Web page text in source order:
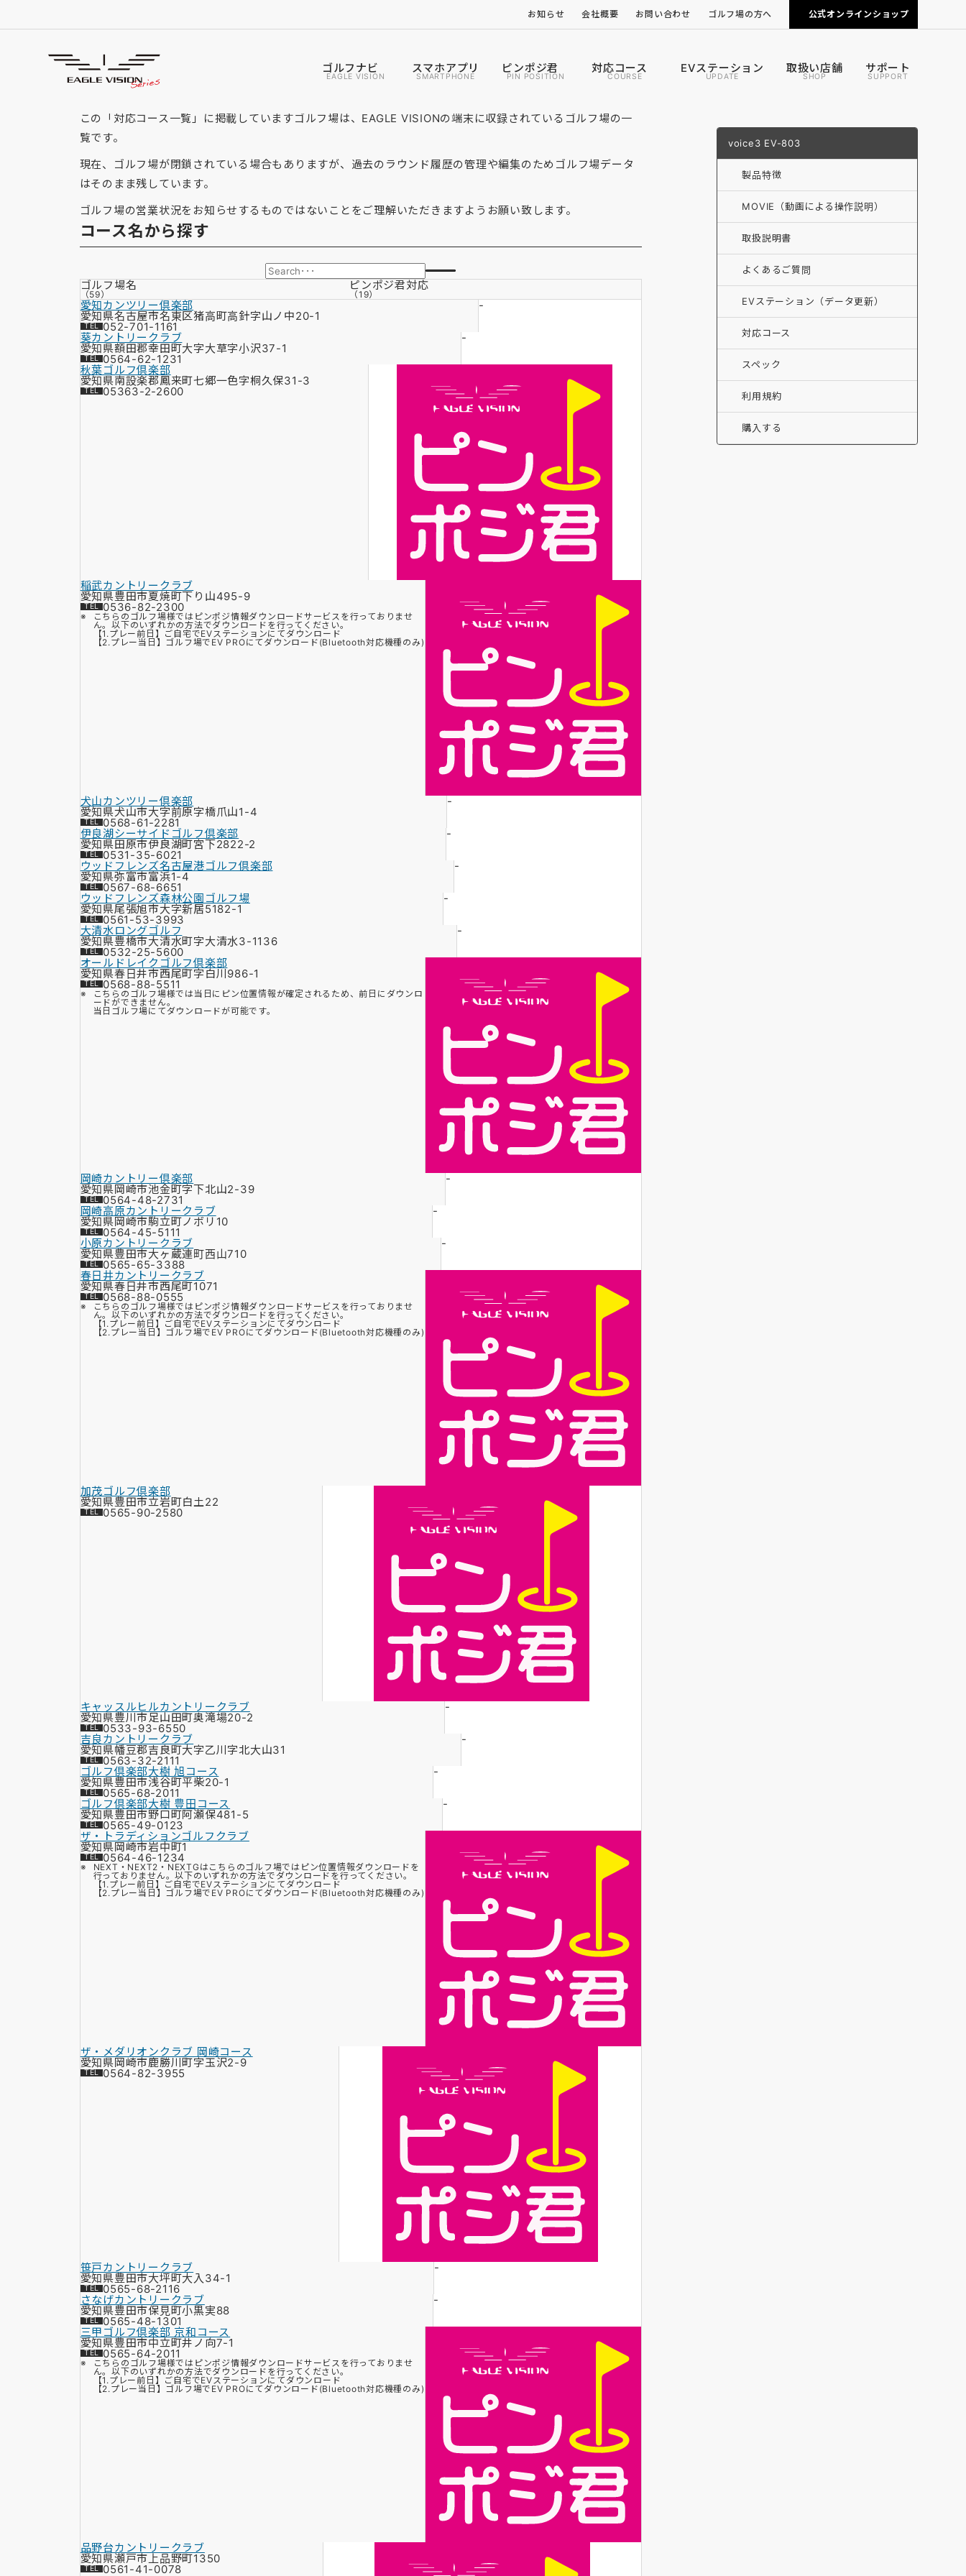
お知らせ 会社概要 お問い合わせ ゴルフ場の方へ
カートナビの導入について
公式オンラインショップ
ゴルフナビ
EAGLE VISION
スマホアプリ
SMARTPHONE
ピンポジ君
PIN POSITION
対応コース
COURSE
EVステーション
UPDATE
取扱い店舗
SHOP
サポート
SUPPORT
「愛知県」の対応コース
GOLF COURSE
この「対応コース一覧」に掲載していますゴルフ場は、EAGLE VISIONの端末に収録されているゴルフ場の一
覧です。
現在、ゴルフ場が閉鎖されている場合もありますが、過去のラウンド履歴の管理や編集のためゴルフ場データ
はそのまま残しています。
ゴルフ場の営業状況をお知らせするものではないことをご理解いただきますようお願い致します。
コース名から探す
ゴルフ場名
（59）
ピンポジ君対応
（19）
愛知カンツリー倶楽部
愛知県名古屋市名東区猪高町高針字山ノ中20-1
052-701-1161
-
葵カントリークラブ
愛知県額田郡幸田町大字大草字小沢37-1
0564-62-1231
-
秋葉ゴルフ倶楽部
愛知県南設楽郡鳳来町七郷一色字桐久保31-3
05363-2-2600
稲武カントリークラブ
愛知県豊田市夏焼町下り山495-9
0536-82-2300
こちらのゴルフ場様ではピンポジ情報ダウンロードサービスを行っておりませ
ん。以下のいずれかの方法でダウンロードを行ってください。
【1.プレー前日】ご自宅でEVステーションにてダウンロード
【2.プレー当日】ゴルフ場でEV PROにてダウンロード(Bluetooth対応機種のみ)
犬山カンツリー倶楽部
愛知県犬山市大字前原字橋爪山1-4
0568-61-2281
-
伊良湖シーサイドゴルフ倶楽部
愛知県田原市伊良湖町宮下2822-2
0531-35-6021
-
ウッドフレンズ名古屋港ゴルフ倶楽部
愛知県弥富市富浜1-4
0567-68-6651
-
ウッドフレンズ森林公園ゴルフ場
愛知県尾張旭市大字新居5182-1
0561-53-3993
-
大清水ロングゴルフ
愛知県豊橋市大清水町字大清水3-1136
0532-25-5600
-
オールドレイクゴルフ倶楽部
愛知県春日井市西尾町字白川986-1
0568-88-5511
こちらのゴルフ場様では当日にピン位置情報が確定されるため、前日にダウンロ
ードができません。
当日ゴルフ場にてダウンロードが可能です。
岡崎カントリー倶楽部
愛知県岡崎市池金町字下北山2-39
0564-48-2731
-
岡崎高原カントリークラブ
愛知県岡崎市駒立町ノボリ10
0564-45-5111
-
小原カントリークラブ
愛知県豊田市大ヶ蔵連町西山710
0565-65-3388
-
春日井カントリークラブ
愛知県春日井市西尾町1071
0568-88-0555
こちらのゴルフ場様ではピンポジ情報ダウンロードサービスを行っておりませ
ん。以下のいずれかの方法でダウンロードを行ってください。
【1.プレー前日】ご自宅でEVステーションにてダウンロード
【2.プレー当日】ゴルフ場でEV PROにてダウンロード(Bluetooth対応機種のみ)
加茂ゴルフ倶楽部
愛知県豊田市立岩町白土22
0565-90-2580
キャッスルヒルカントリークラブ
愛知県豊川市足山田町奥滝場20-2
0533-93-6550
-
吉良カントリークラブ
愛知県幡豆郡吉良町大字乙川字北大山31
0563-32-2111
-
ゴルフ倶楽部大樹 旭コース
愛知県豊田市浅谷町平柴20-1
0565-68-2011
-
ゴルフ倶楽部大樹 豊田コース
愛知県豊田市野口町阿瀬保481-5
0565-49-0123
-
ザ・トラディションゴルフクラブ
愛知県岡崎市岩中町1
0564-46-1234
NEXT・NEXT2・NEXTGはこちらのゴルフ場ではピン位置情報ダウンロードを
行っておりません。以下のいずれかの方法でダウンロードを行ってください。
【1.プレー前日】ご自宅でEVステーションにてダウンロード
【2.プレー当日】ゴルフ場でEV PROにてダウンロード(Bluetooth対応機種のみ)
ザ・メダリオンクラブ 岡崎コース
愛知県岡崎市鹿勝川町字玉沢2-9
0564-82-3955
笹戸カントリークラブ
愛知県豊田市大坪町大入34-1
0565-68-2116
-
さなげカントリークラブ
愛知県豊田市保見町小黒実88
0565-48-1301
-
三甲ゴルフ倶楽部 京和コース
愛知県豊田市中立町井ノ向7-1
0565-64-2011
こちらのゴルフ場様ではピンポジ情報ダウンロードサービスを行っておりませ
ん。以下のいずれかの方法でダウンロードを行ってください。
【1.プレー前日】ご自宅でEVステーションにてダウンロード
【2.プレー当日】ゴルフ場でEV PROにてダウンロード(Bluetooth対応機種のみ)
品野台カントリークラブ
愛知県瀬戸市上品野町1350
0561-41-0078
voice3 EV-803
製品特徴
MOVIE（動画による操作説明）
取扱説明書
よくあるご質問
EVステーション（データ更新）
対応コース
スペック
利用規約
購入する